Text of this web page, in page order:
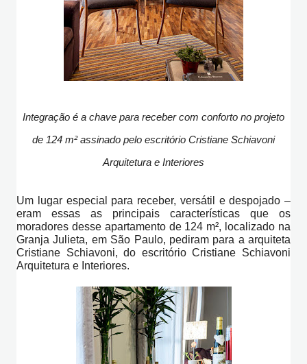
Integração é a chave para receber com conforto no projeto
de 124 m² assinado pelo escritório Cristiane Schiavoni
Arquitetura e Interiores
Um lugar especial para receber, versátil e despojado –
eram essas as principais características que os
moradores desse apartamento de 124 m², localizado na
Granja Julieta, em São Paulo, pediram para a arquiteta
Cristiane Schiavoni, do escritório Cristiane Schiavoni
Arquitetura e Interiores.